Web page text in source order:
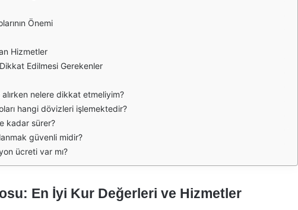
Önemi
Hizmetler
Edilmesi Gerekenler
nelere dikkat etmeliyim?
hangi dövizleri işlemektedir?
kadar sürer?
güvenli midir?
ücreti var mı?
En İyi Kur Değerleri ve Hizmetler